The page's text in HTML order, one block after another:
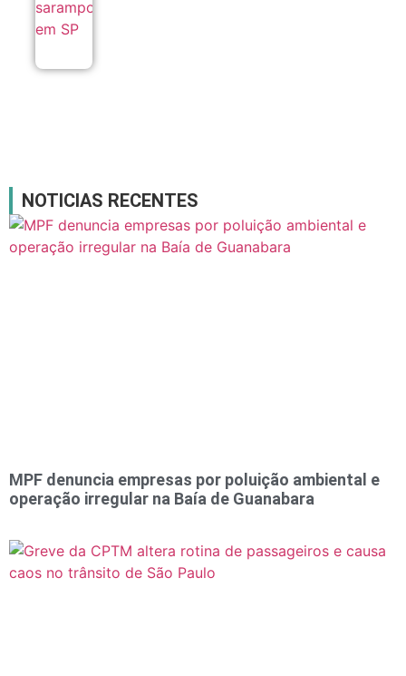
NOTICIAS RECENTES
MPF denuncia empresas por poluição ambiental e
operação irregular na Baía de Guanabara